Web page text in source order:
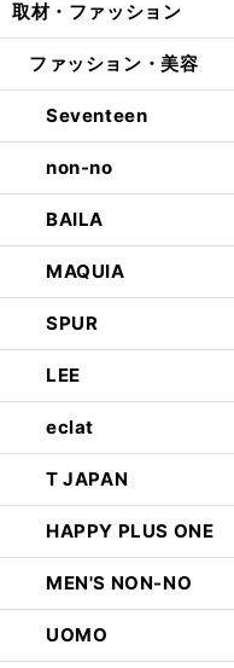
取材・ファッション
ファッション・美容
Seventeen
non-no
BAILA
MAQUIA
SPUR
LEE
eclat
T JAPAN
HAPPY PLUS ONE
MEN'S NON-NO
UOMO